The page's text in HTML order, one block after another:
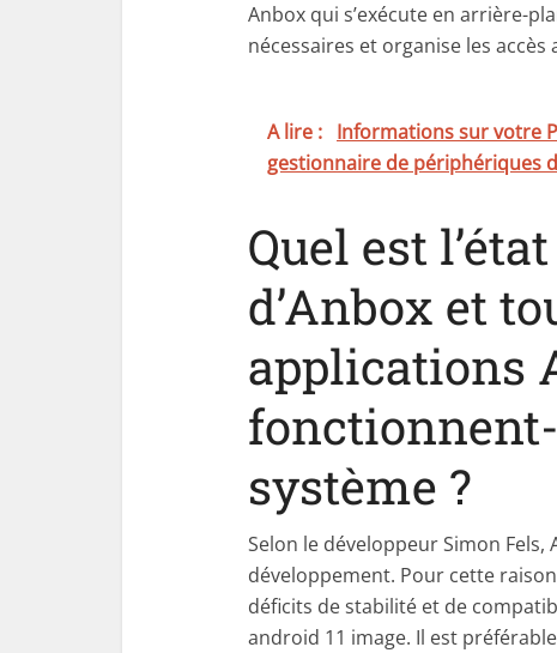
Anbox qui s’exécute en arrière-
nécessaires et organise les accès
A lire : Informations sur votre
gestionnaire de périphériques
Quel est
d’Anbox et
applications
système ?
Selon le développeur Simon
développement. Pour cette
déficits de stabilité et de
android 11 image. Il est